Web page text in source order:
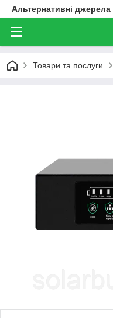
Альтернативні джерела
Товари та послуги